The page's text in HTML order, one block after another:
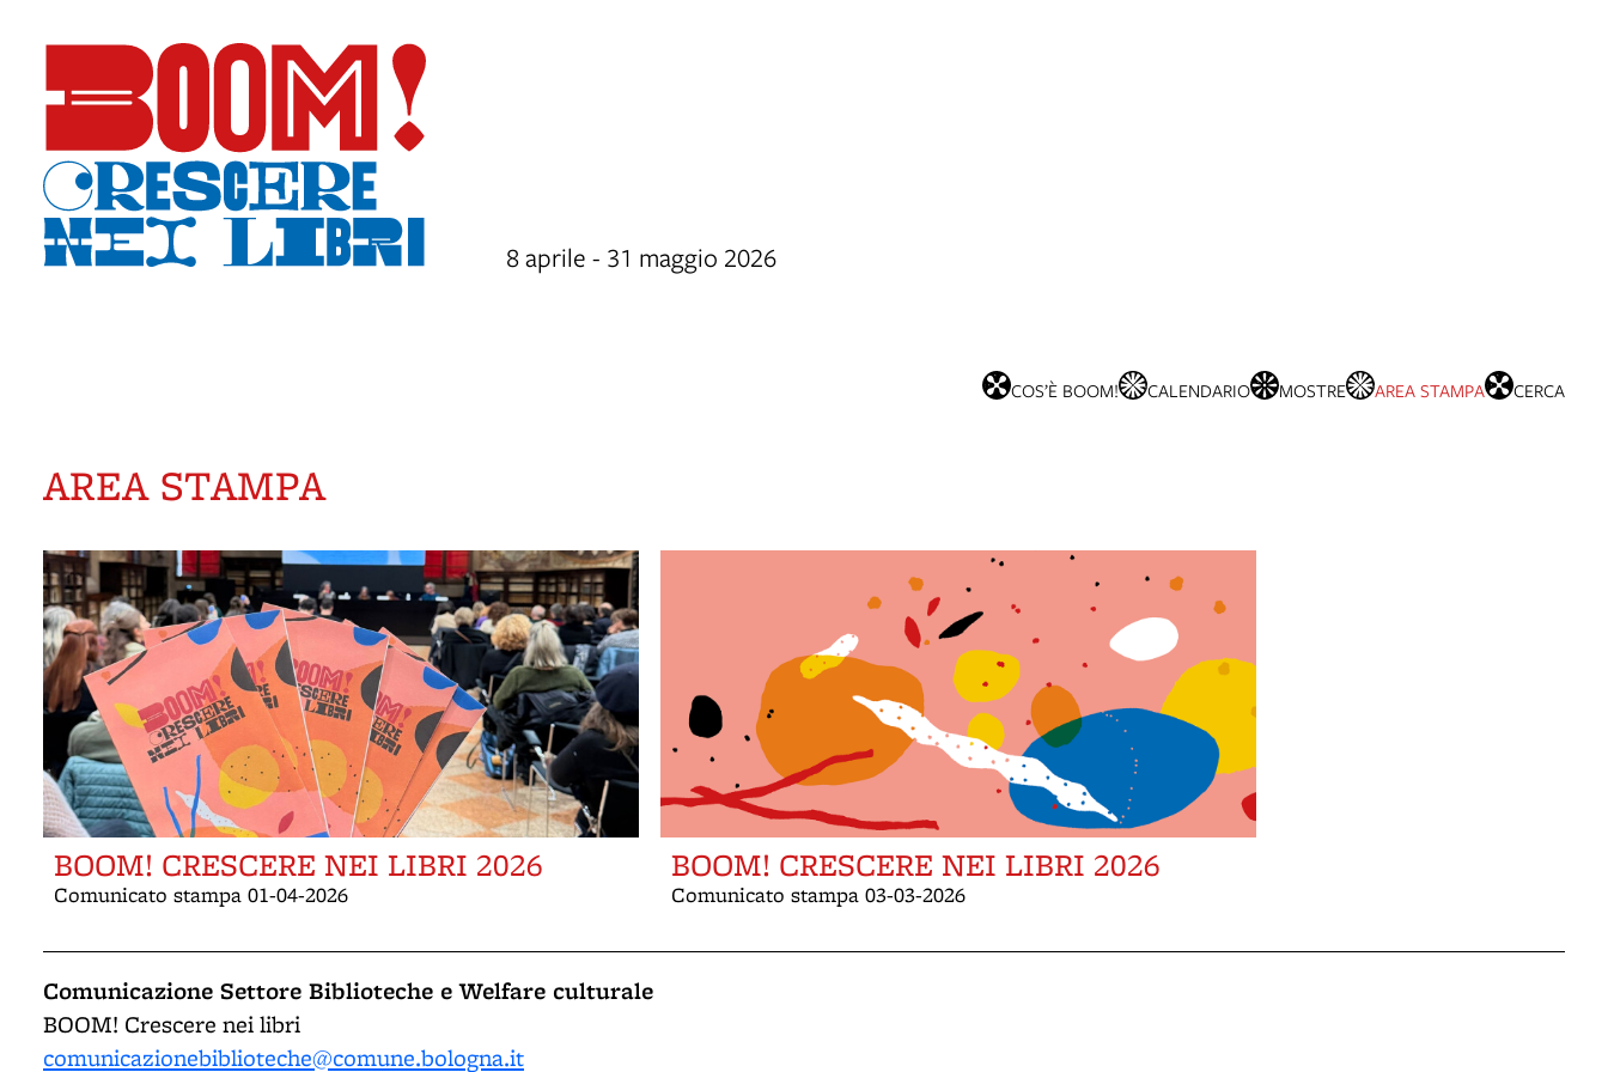
8 aprile - 31 maggio 2026
COS’È BOOM! CALENDARIO MOSTRE AREA STAMPA CERCA
AREA STAMPA
BOOM! CRESCERE NEI LIBRI 2026
Comunicato stampa 01-04-2026
BOOM! CRESCERE NEI LIBRI 2026
Comunicato stampa 03-03-2026
Comunicazione Settore Biblioteche e Welfare culturale
BOOM! Crescere nei libri
comunicazionebiblioteche@comune.bologna.it